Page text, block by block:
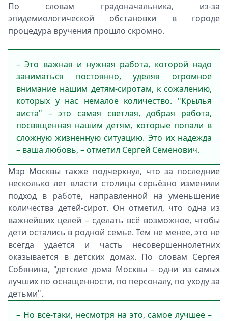
По словам градоначальника, из-за
эпидемиологической обстановки в городе
процедура вручения прошло скромно.
– Это важная и нужная работа, которой надо
заниматься постоянно, уделяя огромное
внимание нашим детям-сиротам, к сожалению,
которых у нас немалое количество. "Крылья
аиста" – это самая светлая, добрая работа,
посвященная нашим детям, которые попали в
сложную жизненную ситуацию. Это их надежда
– ваша любовь, – отметил Сергей Семёнович.
Мэр Москвы также подчеркнул, что за последние
несколько лет власти столицы серьёзно изменили
подход в работе, направленной на уменьшение
количества детей-сирот. Он отметил, что одна из
важнейших целей – сделать всё возможное, чтобы
дети остались в родной семье. Тем не менее, это не
всегда удаётся и часть несовершеннолетних
оказывается в детских домах. По словам Сергея
Собянина, "детские дома Москвы – одни из самых
лучших по оснащенности, по персоналу, по уходу за
детьми".
– Но всё-таки, несмотря на это, самое лучшее –